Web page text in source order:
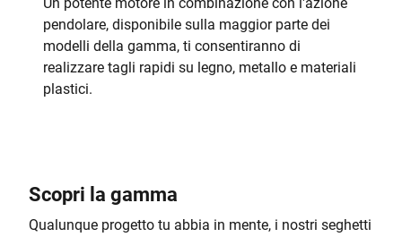
pendolare, disponibile sulla maggior parte dei
modelli della gamma, ti consentiranno di
realizzare tagli rapidi su legno, metallo e materiali
plastici.
Scopri la gamma
Qualunque progetto tu abbia in mente, i nostri seghetti